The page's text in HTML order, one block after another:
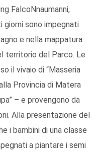
FalcoNnaumanni,
giorni sono impegnati
e nella mappatura
territorio del Parco. Le
il vivaio di “Masseria
Provincia di Matera
– e provengono da
Alla presentazione del
i bambini di una classe
a piantare i semi